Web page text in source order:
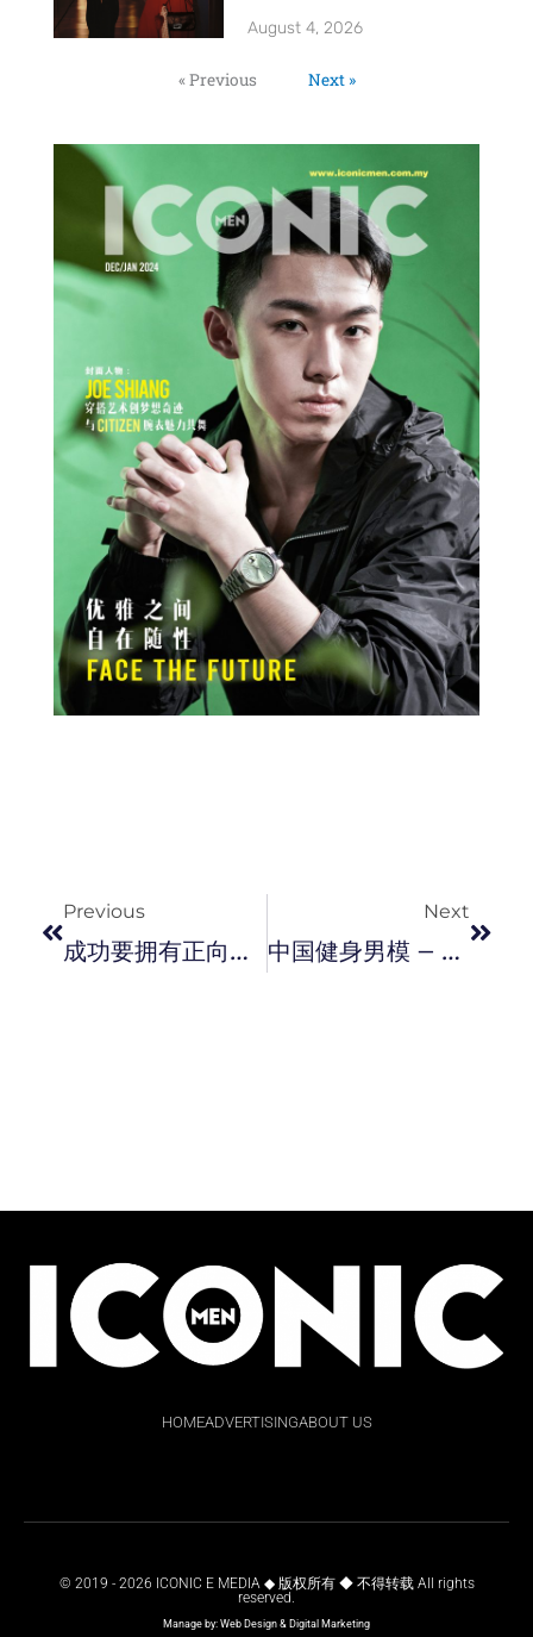
August 4, 2026
« Previous Next »
Previous
成功要拥有正向的心与健康的体魄 － 麦凯程 Alex Le Mak
Next
中国健身男模 – 天野，做教练不会卖课程被辞退，如今自己开健身房当老板。
HOMEADVERTISINGABOUT US
© 2019 - 2026 ICONIC E MEDIA ◆ 版权所有 ◆ 不得转载 All rights
reserved.
Manage by: Web Design & Digital Marketing